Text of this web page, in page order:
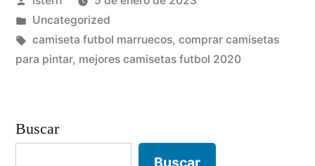
por
Publicado
en
Uncategorized
Etiquetas:
camiseta futbol marruecos, comprar camisetas
para pintar, mejores camisetas futbol 2020
Buscar
Buscar